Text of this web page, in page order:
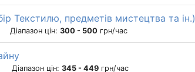
Текстилю, предметів мистецтва та ін.)
Діапазон цін: 300 - 500 грн/час
Діапазон цін: 345 - 449 грн/час